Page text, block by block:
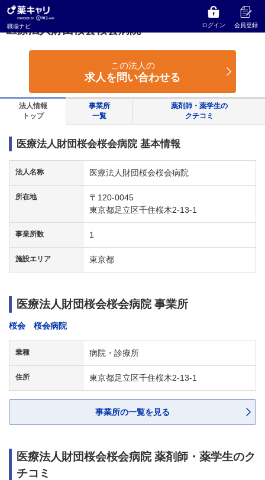
職場ナビ ログイン 会員登録
薬キャリ 職場ナビ 医療法人財団桜会桜会病院
医療法人財団桜会桜会病院
この法人の
求人を問い合わせる
法人情報
トップ
事業所
一覧
薬剤師・薬学生の
クチコミ
医療法人財団桜会桜会病院 基本情報
法人名称 医療法人財団桜会桜会病院
所在地
〒120-0045
東京都足立区千住桜木2-13-1
事業所数 1
施設エリア 東京都
医療法人財団桜会桜会病院 事業所
桜会 桜会病院
業種 病院・診療所
住所 東京都足立区千住桜木2-13-1
事業所の一覧を見る
医療法人財団桜会桜会病院 薬剤師・薬学生のク
チコミ